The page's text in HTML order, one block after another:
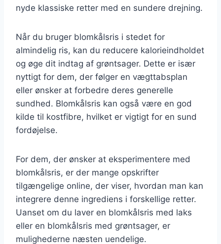
nyde klassiske retter med en sundere drejning.
Når du bruger blomkålsris i stedet for
almindelig ris, kan du reducere kalorieindholdet
og øge dit indtag af grøntsager. Dette er især
nyttigt for dem, der følger en vægttabsplan
eller ønsker at forbedre deres generelle
sundhed. Blomkålsris kan også være en god
kilde til kostfibre, hvilket er vigtigt for en sund
fordøjelse.
For dem, der ønsker at eksperimentere med
blomkålsris, er der mange opskrifter
tilgængelige online, der viser, hvordan man kan
integrere denne ingrediens i forskellige retter.
Uanset om du laver en blomkålsris med laks
eller en blomkålsris med grøntsager, er
mulighederne næsten uendelige.